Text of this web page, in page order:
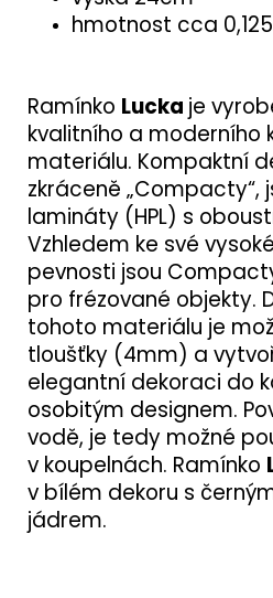
hmotnost cca
Ramínko Lucka je
kvalitního a moderního
materiálu. Kompaktní
zkráceně „Compacty“,
lamináty (HPL) s
Vzhledem ke své
pevnosti jsou
pro frézované objekty.
tohoto materiálu je
tloušťky (4mm) a
elegantní dekoraci do
osobitým designem.
vodě, je tedy možné
v koupelnách. Ramínko
v bílém dekoru s
jádrem.